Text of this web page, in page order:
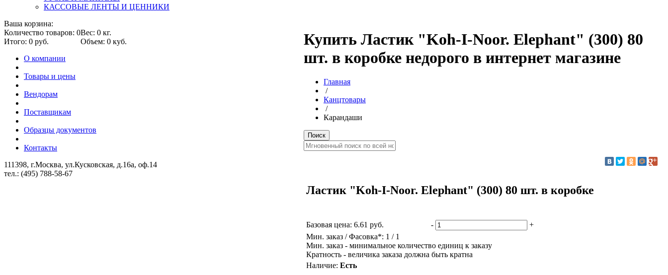
КАССОВЫЕ ЛЕНТЫ И ЦЕННИКИ
Купить Ластик "Koh-I-Noor. Elephant" (300) 80
шт. в коробке недорого в интернет магазине
Главная
/
Канцтовары
/
Карандаши
Ластик "Koh-I-Noor. Elephant" (300) 80 шт. в коробке
Базовая цена: 6.61 руб. -
+
Мин. заказ / Фасовка*: 1 / 1
Мин. заказ - минимальное количество единиц к заказу
Кратность - величика заказа должна быть кратна
Наличие: Есть
Ваша корзина:
Количество товаров: 0Вес: 0 кг.
Итого: 0 руб.
Объем: 0 куб.
О компании
Товары и цены
Вендорам
Поставщикам
Образцы документов
Контакты
111398, г.Москва, ул.Кусковская, д.16а, оф.14
тел.: (495) 788-58-67